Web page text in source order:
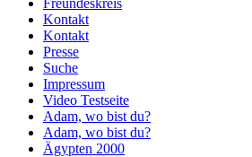
Freundeskreis
Kontakt
Kontakt
Presse
Suche
Impressum
Video Testseite
Adam, wo bist du?
Adam, wo bist du?
Ägypten 2000